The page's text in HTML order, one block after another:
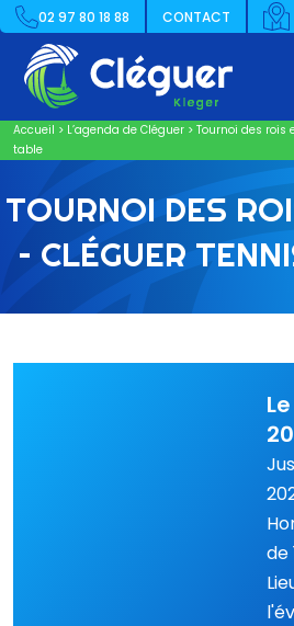
02 97 80 18 88 CONTACT
Accueil > L’agenda de Cléguer > Tournoi des rois
table
TOURNOI DES
– CLÉGUER
de